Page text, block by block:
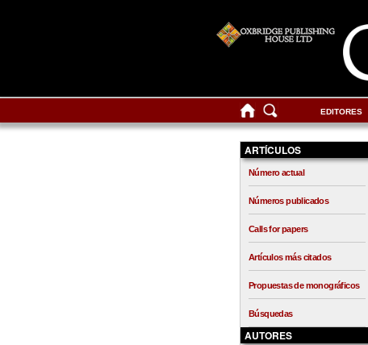
EDITORES
ARTÍCULOS
Número actual
Números publicados
Calls for papers
Artículos más citados
Propuestas de monográficos
Búsquedas
AUTORES